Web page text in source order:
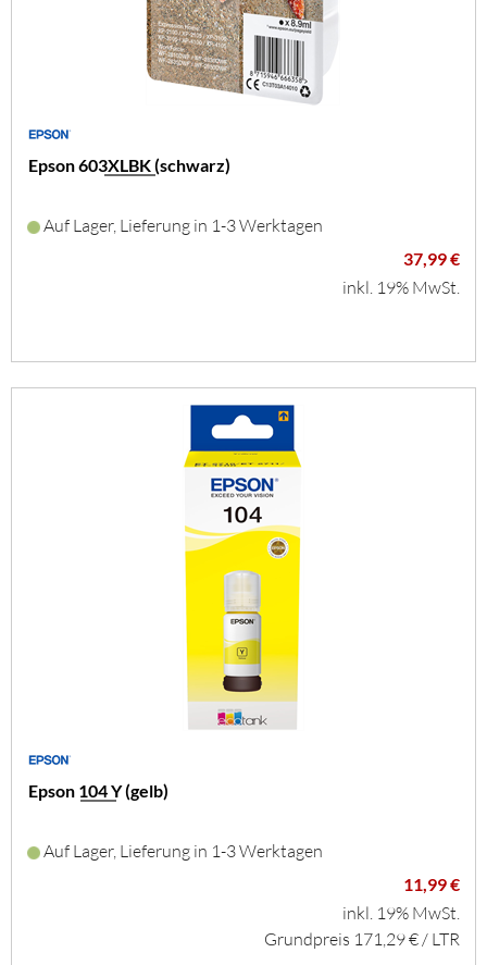
Epson 603XLBK (schwarz)
Auf Lager, Lieferung in 1-3 Werktagen
37,99 €
inkl. 19% MwSt.
Epson 104 Y (gelb)
Auf Lager, Lieferung in 1-3 Werktagen
11,99 €
inkl. 19% MwSt.
Grundpreis 171,29 € / LTR